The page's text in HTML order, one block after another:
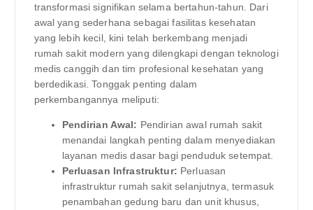
transformasi signifikan selama bertahun-tahun. Dari
awal yang sederhana sebagai fasilitas kesehatan
yang lebih kecil, kini telah berkembang menjadi
rumah sakit modern yang dilengkapi dengan teknologi
medis canggih dan tim profesional kesehatan yang
berdedikasi. Tonggak penting dalam
perkembangannya meliputi:
Pendirian Awal: Pendirian awal rumah sakit
menandai langkah penting dalam menyediakan
layanan medis dasar bagi penduduk setempat.
Perluasan Infrastruktur: Perluasan
infrastruktur rumah sakit selanjutnya, termasuk
penambahan gedung baru dan unit khusus,